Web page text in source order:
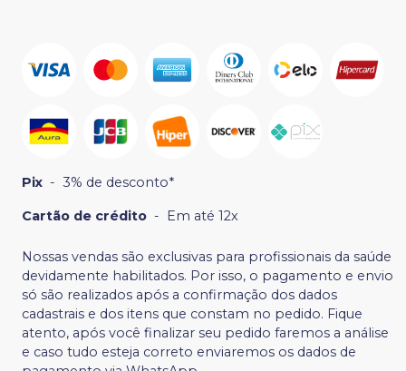
Pix - 3% de desconto*
Cartão de crédito - Em até 12x
Nossas vendas são exclusivas para profissionais da saúde
devidamente habilitados. Por isso, o pagamento e envio
só são realizados após a confirmação dos dados
cadastrais e dos itens que constam no pedido. Fique
atento, após você finalizar seu pedido faremos a análise
e caso tudo esteja correto enviaremos os dados de